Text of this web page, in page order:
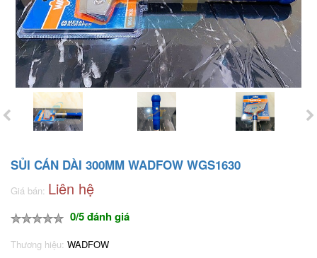
SỦI CÁN DÀI 300MM WADFOW WGS1630
Giá bán: Liên hệ
0/5 đánh giá
Thương hiệu: WADFOW